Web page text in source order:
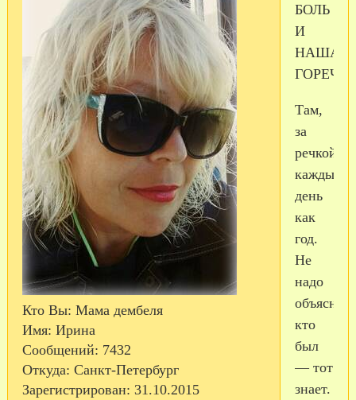
Кто Вы: Мама дембеля
Имя: Ирина
Сообщений: 7432
Откуда: Санкт-Петербург
Зарегистрирован: 31.10.2015
БОЛЬ
И
НАША
ГОРЕЧЬ
Там,
за
речкой,
каждый
день
как
год.
Не
надо
кто
был
— тот
знает.